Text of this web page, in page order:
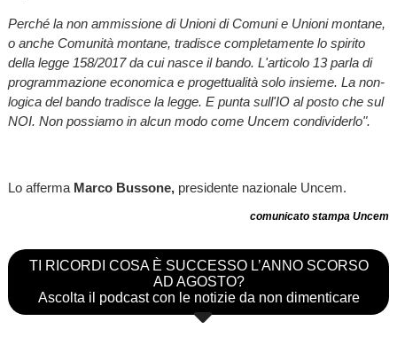
Perché la non ammissione di Unioni di Comuni e Unioni montane,
o anche Comunità montane, tradisce completamente lo spirito
della legge 158/2017 da cui nasce il bando. L'articolo 13 parla di
programmazione economica e progettualità solo insieme. La non-
logica del bando tradisce la legge. E punta sull'IO al posto che sul
NOI. Non possiamo in alcun modo come Uncem condividerlo".
Lo afferma Marco Bussone, presidente nazionale Uncem.
comunicato stampa Uncem
TI RICORDI COSA È SUCCESSO L’ANNO SCORSO
AD AGOSTO?
Ascolta il podcast con le notizie da non dimenticare